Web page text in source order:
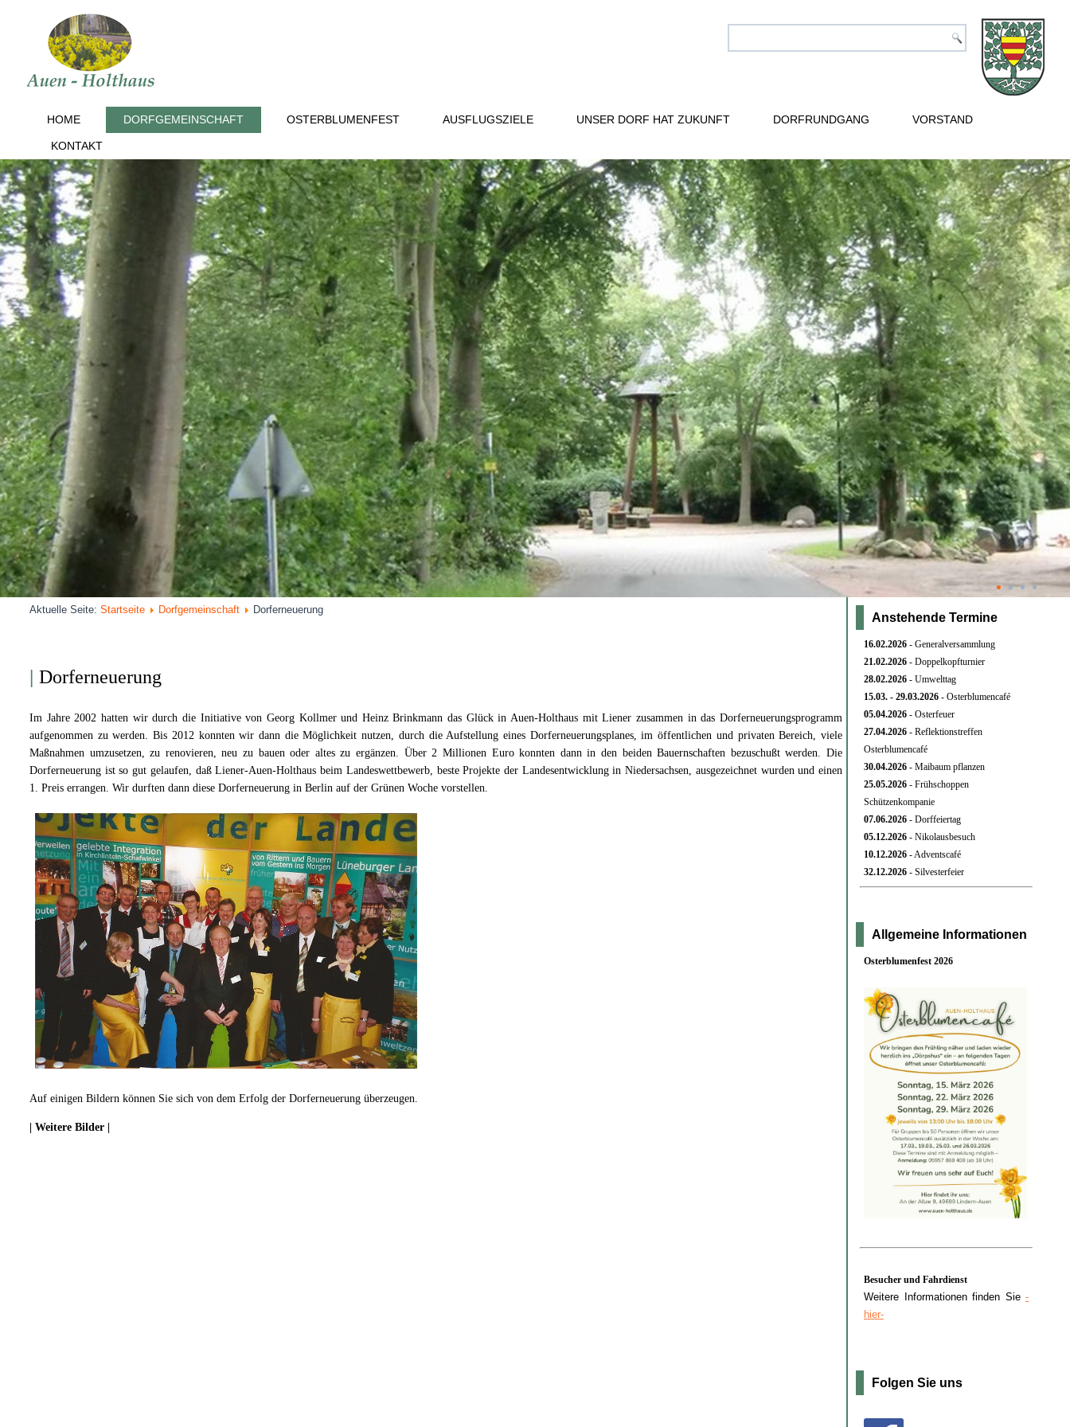
HOME DORFGEMEINSCHAFT OSTERBLUMENFEST AUSFLUGSZIELE UNSER DORF HAT ZUKUNFT DORFRUNDGANG VORSTAND
KONTAKT
Aktuelle Seite: Startseite Dorfgemeinschaft Dorferneuerung
| Dorferneuerung
Im Jahre 2002 hatten wir durch die Initiative von Georg Kollmer und Heinz Brinkmann das Glück in Auen-Holthaus mit Liener zusammen in das Dorferneuerungsprogramm
aufgenommen zu werden. Bis 2012 konnten wir dann die Möglichkeit nutzen, durch die Aufstellung eines Dorferneuerungsplanes, im öffentlichen und privaten Bereich, viele
Maßnahmen umzusetzen, zu renovieren, neu zu bauen oder altes zu ergänzen. Über 2 Millionen Euro konnten dann in den beiden Bauernschaften bezuschußt werden. Die
Dorferneuerung ist so gut gelaufen, daß Liener-Auen-Holthaus beim Landeswettbewerb, beste Projekte der Landesentwicklung in Niedersachsen, ausgezeichnet wurden und einen
1. Preis errangen. Wir durften dann diese Dorferneuerung in Berlin auf der Grünen Woche vorstellen.
Auf einigen Bildern können Sie sich von dem Erfolg der Dorferneuerung überzeugen.
| Weitere Bilder |
Anstehende Termine
16.02.2026 - Generalversammlung
21.02.2026 - Doppelkopfturnier
28.02.2026 - Umwelttag
15.03. - 29.03.2026 - Osterblumencafé
05.04.2026 - Osterfeuer
27.04.2026 - Reflektionstreffen
Osterblumencafé
30.04.2026 - Maibaum pflanzen
25.05.2026 - Frühschoppen
Schützenkompanie
07.06.2026 - Dorffeiertag
05.12.2026 - Nikolausbesuch
10.12.2026 - Adventscafé
32.12.2026 - Silvesterfeier
Allgemeine Informationen
Osterblumenfest 2026
Besucher und Fahrdienst
Weitere Informationen finden Sie -
hier-
Folgen Sie uns